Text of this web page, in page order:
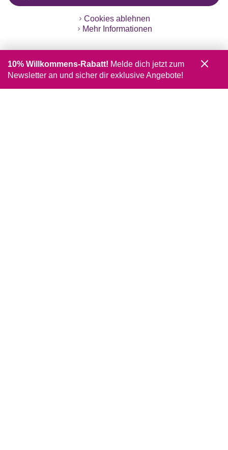
Cookies ablehnen
Mehr Informationen
10% Willkommens-Rabatt! Melde dich jetzt zum
Newsletter an und sicher dir exklusive Angebote!